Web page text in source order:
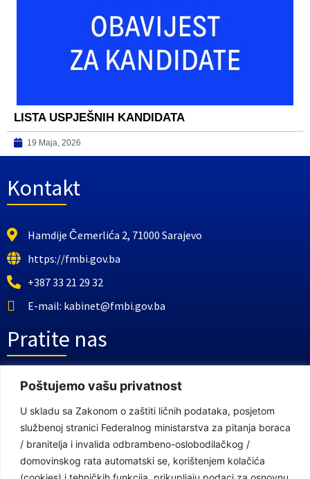
Poštujemo vašu privatnost
U skladu sa Zakonom o zaštiti ličnih podataka, posjetom
službenoj stranici Federalnog ministarstva za pitanja boraca
/ branitelja i invalida odbrambeno-oslobodilačkog /
domovinskog rata automatski se, korištenjem kolačića
LISTA USPJEŠNIH KANDIDATA
19 Maja, 2026
Kontakt
Hamdije Čemerlića 2, 71000 Sarajevo
https://fmbi.gov.ba
+387 33 21 29 32
E-mail: kabinet@fmbi.gov.ba
Pratite nas
Facebook Stranica
Youtube Kanal
Linkovi